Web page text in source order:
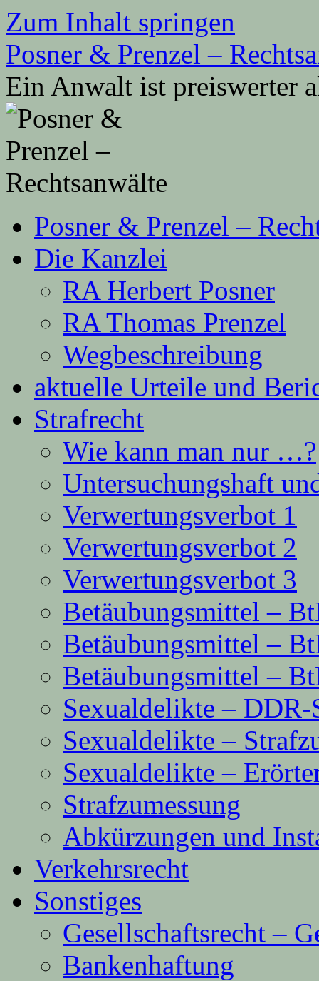
Zum Inhalt springen
Posner & Prenzel –
Ein Anwalt ist preiswerter
Posner & Prenzel –
Die Kanzlei
RA Herbert Posner
RA Thomas Prenzel
Wegbeschreibung
aktuelle Urteile und
Strafrecht
Wie kann man nur …?
Untersuchungshaft
Verwertungsverbot 1
Verwertungsverbot 2
Verwertungsverbot 3
Betäubungsmittel –
Betäubungsmittel –
Betäubungsmittel –
Sexualdelikte – DDR-
Sexualdelikte –
Sexualdelikte –
Strafzumessung
Abkürzungen und
Verkehrsrecht
Sonstiges
Gesellschaftsrecht –
Bankenhaftung